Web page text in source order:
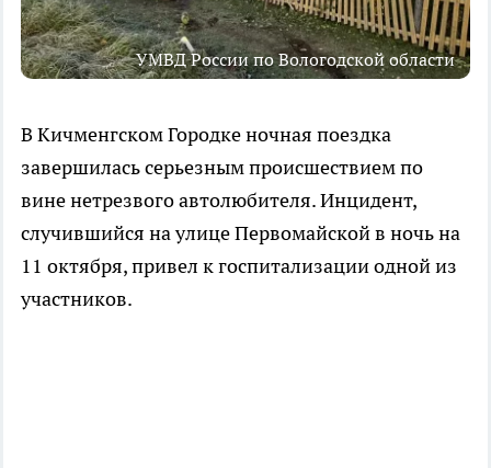
УМВД России по Вологодской области
В Кичменгском Городке ночная поездка
завершилась серьезным происшествием по
вине нетрезвого автолюбителя. Инцидент,
случившийся на улице Первомайской в ночь на
11 октября, привел к госпитализации одной из
участников.